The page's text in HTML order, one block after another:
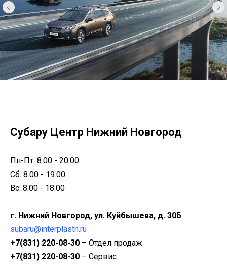
Субару Центр Нижний Новгород
Пн-Пт: 8.00 - 20.00
Сб: 8.00 - 19.00
Вс: 8.00 - 18.00
г. Нижний Новгород, ул. Куйбышева, д. 30Б
subaru@interplastn.ru
+7(831) 220-08-30 – Отдел продаж
+7(831) 220-08-30 – Сервис